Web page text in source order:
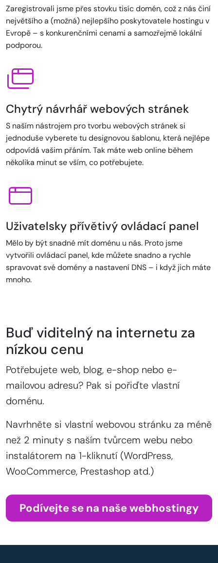
Zaregistrovali jsme přes stovku tisíc domén, což z nás činí
největšího a (možná) nejlepšího poskytovatele hostingu v
Evropě – s konkurenčními cenami a samozřejmě lokální
podporou.
Chytrý návrhář webových stránek
S naším nástrojem pro tvorbu webových stránek si
jednoduše vyberete tu designovou šablonu, která nejlépe
odpovídá vašim přáním. Tak máte web online během
několika minut se vším, co potřebujete.
Uživatelsky přívětivý ovládací panel
Mělo by být snadné mít doménu u nás. Proto jsme
vytvořili ovládací panel, kde můžete snadno a rychle
spravovat své domény a nastavení DNS – i když jich máte
mnoho.
Buď viditelný na internetu za
nízkou cenu
Potřebujete web, blog, e-shop nebo e-
mailovou adresu? Pak si pořiďte vlastní
doménu.
Navrhněte si vlastní webovou stránku za méně
než 2 minuty s naším tvůrcem webu nebo
instalátorem na 1-kliknutí (WordPress,
WooCommerce, Prestashop atd.)
Podívejte se na naše webhostingy